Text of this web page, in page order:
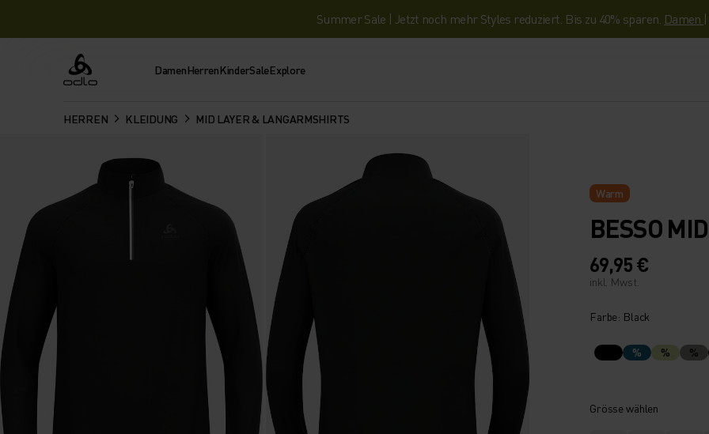
Summer Sale | Jetzt noch mehr Styles reduziert. Bis zu 40% sparen. Damen |
Odlo DamenHerrenKinderSaleExplore
HERREN KLEIDUNG MID LAYER & LANGARMSHIRTS
Warm
BESSO
69,95 €
inkl. Mwst.
Farbe: Black
% % %
Grösse wählen